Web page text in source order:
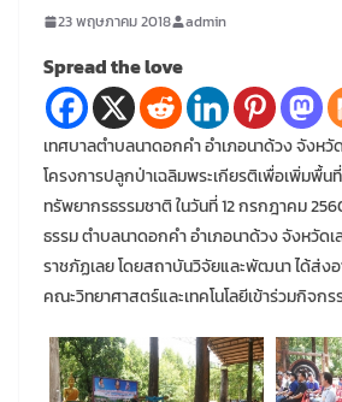
23 พฤษภาคม 2018 admin
Spread the love
เทศบาลตำบลนาดอกคำ อำเภอนาด้วง จังห
โครงการปลูกป่าเฉลิมพระเกียรติเพื่อเพิ่มพื้น
ทรัพยากรธรรมชาติ ในวันที่ 12 กรกฎาคม
ธรรม ตำบลนาดอกคำ อำเภอนาด้วง จังหวัดเ
ราชภัฏเลย โดยสถาบันวิจัยและพัฒนา ได้ส่ง
คณะวิทยาศาสตร์และเทคโนโลยีเข้าร่วมกิจก